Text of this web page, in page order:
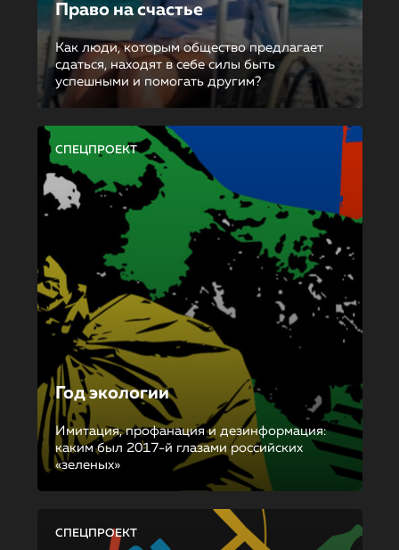
Право на счастье
Как люди, которым общество предлагает
сдаться, находят в себе силы быть
успешными и помогать другим?
СПЕЦПРОЕКТ
Год экологии
Имитация, профанация и дезинформация:
каким был 2017-й глазами российских
«зеленых»
СПЕЦПРОЕКТ